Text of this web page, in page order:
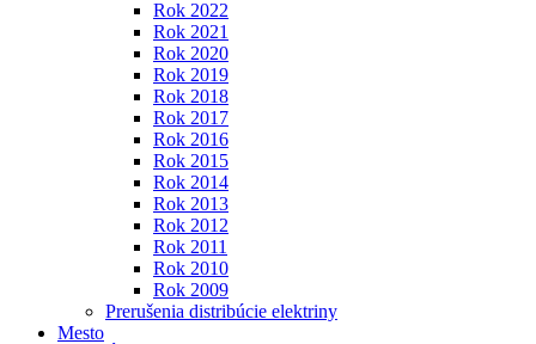
Rok 2022
Rok 2021
Rok 2020
Rok 2019
Rok 2018
Rok 2017
Rok 2016
Rok 2015
Rok 2014
Rok 2013
Rok 2012
Rok 2011
Rok 2010
Rok 2009
Prerušenia distribúcie elektriny
Mesto